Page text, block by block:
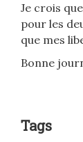
Je crois
pour les
que mes
Bonne
Tags